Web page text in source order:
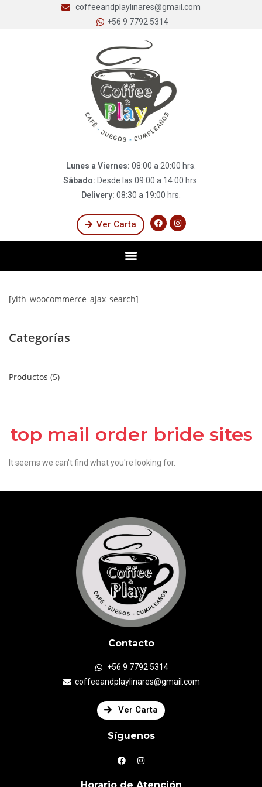
coffeeandplaylinares@gmail.com
+56 9 7792 5314
Lunes a Viernes: 08:00 a 20:00 hrs.
Sábado: Desde las 09:00 a 14:00 hrs.
Delivery: 08:30 a 19:00 hrs.
Ver Carta
[yith_woocommerce_ajax_search]
Categorías
Productos 5
top mail order bride sites
It seems we can't find what you're looking for.
Contacto
+56 9 7792 5314
coffeeandplaylinares@gmail.com
Ver Carta
Síguenos